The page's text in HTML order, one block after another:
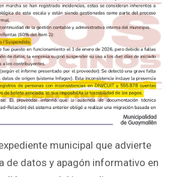
municipal que advierte
de datos y apagón informativo en